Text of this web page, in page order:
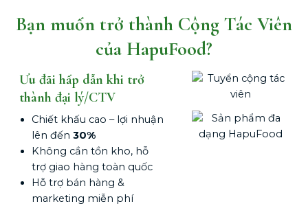
Bạn muốn trở thành Cộng Tác Viên
của HapuFood?
Ưu đãi hấp dẫn khi trở
thành đại lý/CTV
Chiết khấu cao – lợi nhuận
lên đến 30%
Không cần tồn kho, hỗ
trợ giao hàng toàn quốc
Hỗ trợ bán hàng &
marketing miễn phí